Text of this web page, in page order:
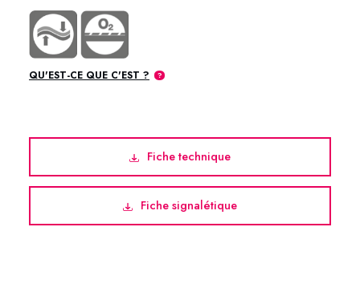
QU'EST-CE QUE C'EST ?
Fiche technique
Fiche signalétique